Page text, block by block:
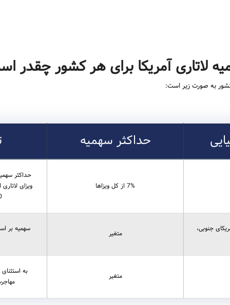
لاتاری آمریکا برای هر کشور چقدر
کشور به صورت زیر است:
حداکثر سهمیه
7% از کل ویزاها
جنوبی، متغیر سهمیه بر
متغیر
به